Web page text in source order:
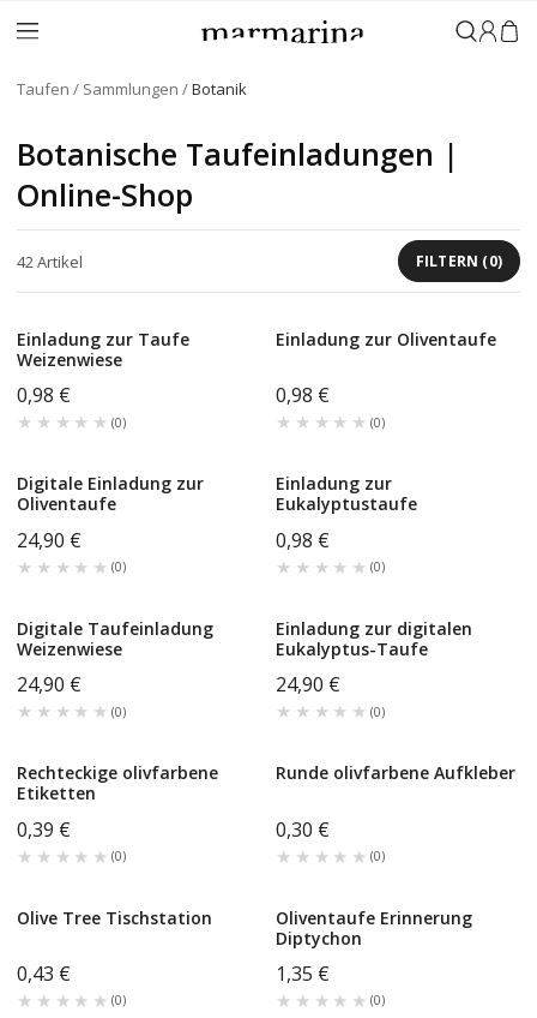
Taufen Sammlungen Botanik
Botanische Taufeinladungen |
Online-Shop
FILTERN (0)
42 Artikel
Einladung zur Taufe
Weizenwiese
0,98 €
★★★★★
★★★★★ (0)
Einladung zur Oliventaufe
0,98 €
★★★★★
★★★★★ (0)
Digitale Einladung zur
Oliventaufe
24,90 €
★★★★★
★★★★★ (0)
Einladung zur
Eukalyptustaufe
0,98 €
★★★★★
★★★★★ (0)
Digitale Taufeinladung
Weizenwiese
24,90 €
★★★★★
★★★★★ (0)
Einladung zur digitalen
Eukalyptus-Taufe
24,90 €
★★★★★
★★★★★ (0)
Rechteckige olivfarbene
Etiketten
0,39 €
★★★★★
★★★★★ (0)
Runde olivfarbene Aufkleber
0,30 €
★★★★★
★★★★★ (0)
Olive Tree Tischstation
0,43 €
★★★★★
★★★★★ (0)
Oliventaufe Erinnerung
Diptychon
1,35 €
★★★★★
★★★★★ (0)